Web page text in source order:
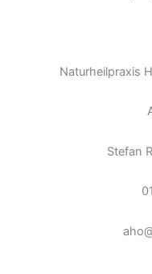
Naturheilpraxis
Stefan